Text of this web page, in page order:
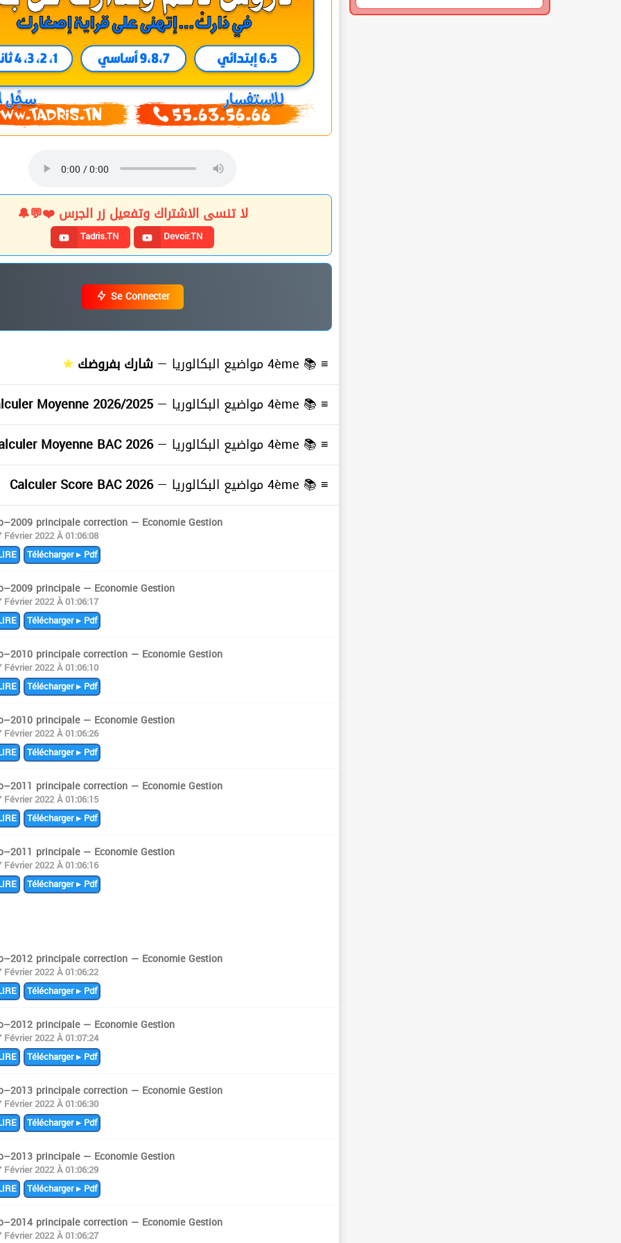
لا تنسى الاشتراك وتفعيل زر الجرس ❤️💬🔔
Tadris.TN Devoir.TN
Se Connecter
≡ 📚 4ème مواضيع البكالوريا —
شارك بفروضك
≡ 📚 4ème مواضيع البكالوريا —
Moyenne 2026/2025
≡ 📚 4ème مواضيع البكالوريا —
Moyenne BAC 2026
≡ 📚 4ème مواضيع البكالوريا — Calculer Score BAC 2026
principale correction — Economie Gestion
Février 2022 À 01:06:08
Télécharger ▸ Pdf
principale — Economie Gestion
Février 2022 À 01:06:17
Télécharger ▸ Pdf
principale correction — Economie Gestion
Février 2022 À 01:06:10
Télécharger ▸ Pdf
principale — Economie Gestion
Février 2022 À 01:06:26
Télécharger ▸ Pdf
principale correction — Economie Gestion
Février 2022 À 01:06:15
Télécharger ▸ Pdf
principale — Economie Gestion
Février 2022 À 01:06:16
Télécharger ▸ Pdf
principale correction — Economie Gestion
Février 2022 À 01:06:22
Télécharger ▸ Pdf
principale — Economie Gestion
Février 2022 À 01:07:24
Télécharger ▸ Pdf
principale correction — Economie Gestion
Février 2022 À 01:06:30
Télécharger ▸ Pdf
principale — Economie Gestion
Février 2022 À 01:06:29
Télécharger ▸ Pdf
principale correction — Economie Gestion
Février 2022 À 01:06:27